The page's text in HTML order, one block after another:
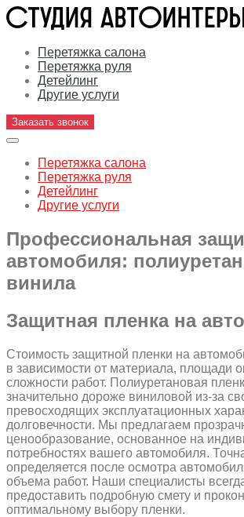
Перетяжка салона
Перетяжка руля
Детейлинг
Другие услуги
Заказать звонок
Перетяжка салона
Перетяжка руля
Детейлинг
Другие услуги
Профессиональная
автомобиля:
винила
Защитная пленка на
Стоимость защитной пленки на
в зависимости от материала, площади
сложности работ. Полиуретановая
значительно дороже виниловой из-за
превосходящих эксплуатационных
долговечности. Мы предлагаем
ценообразование, основанное на
потребностях вашего автомобиля.
определяется после осмотра
объема работ. Наши специалисты
предоставить подробную смету и
оптимальному выбору пленки.